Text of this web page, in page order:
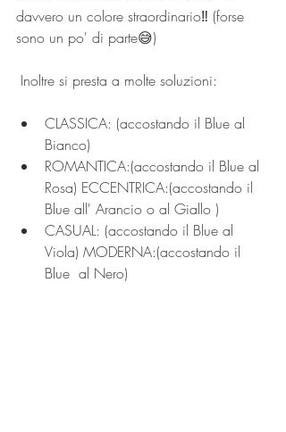
davvero un colore straordinario‼️ (forse
sono un po' di parte😅)
Inoltre si presta a molte soluzioni:
CLASSICA: (accostando il Blue al
Bianco)
ROMANTICA:(accostando il Blue al
Rosa) ECCENTRICA:(accostando il
Blue all' Arancio o al Giallo )
CASUAL: (accostando il Blue al
Viola) MODERNA:(accostando il
Blue  al Nero)